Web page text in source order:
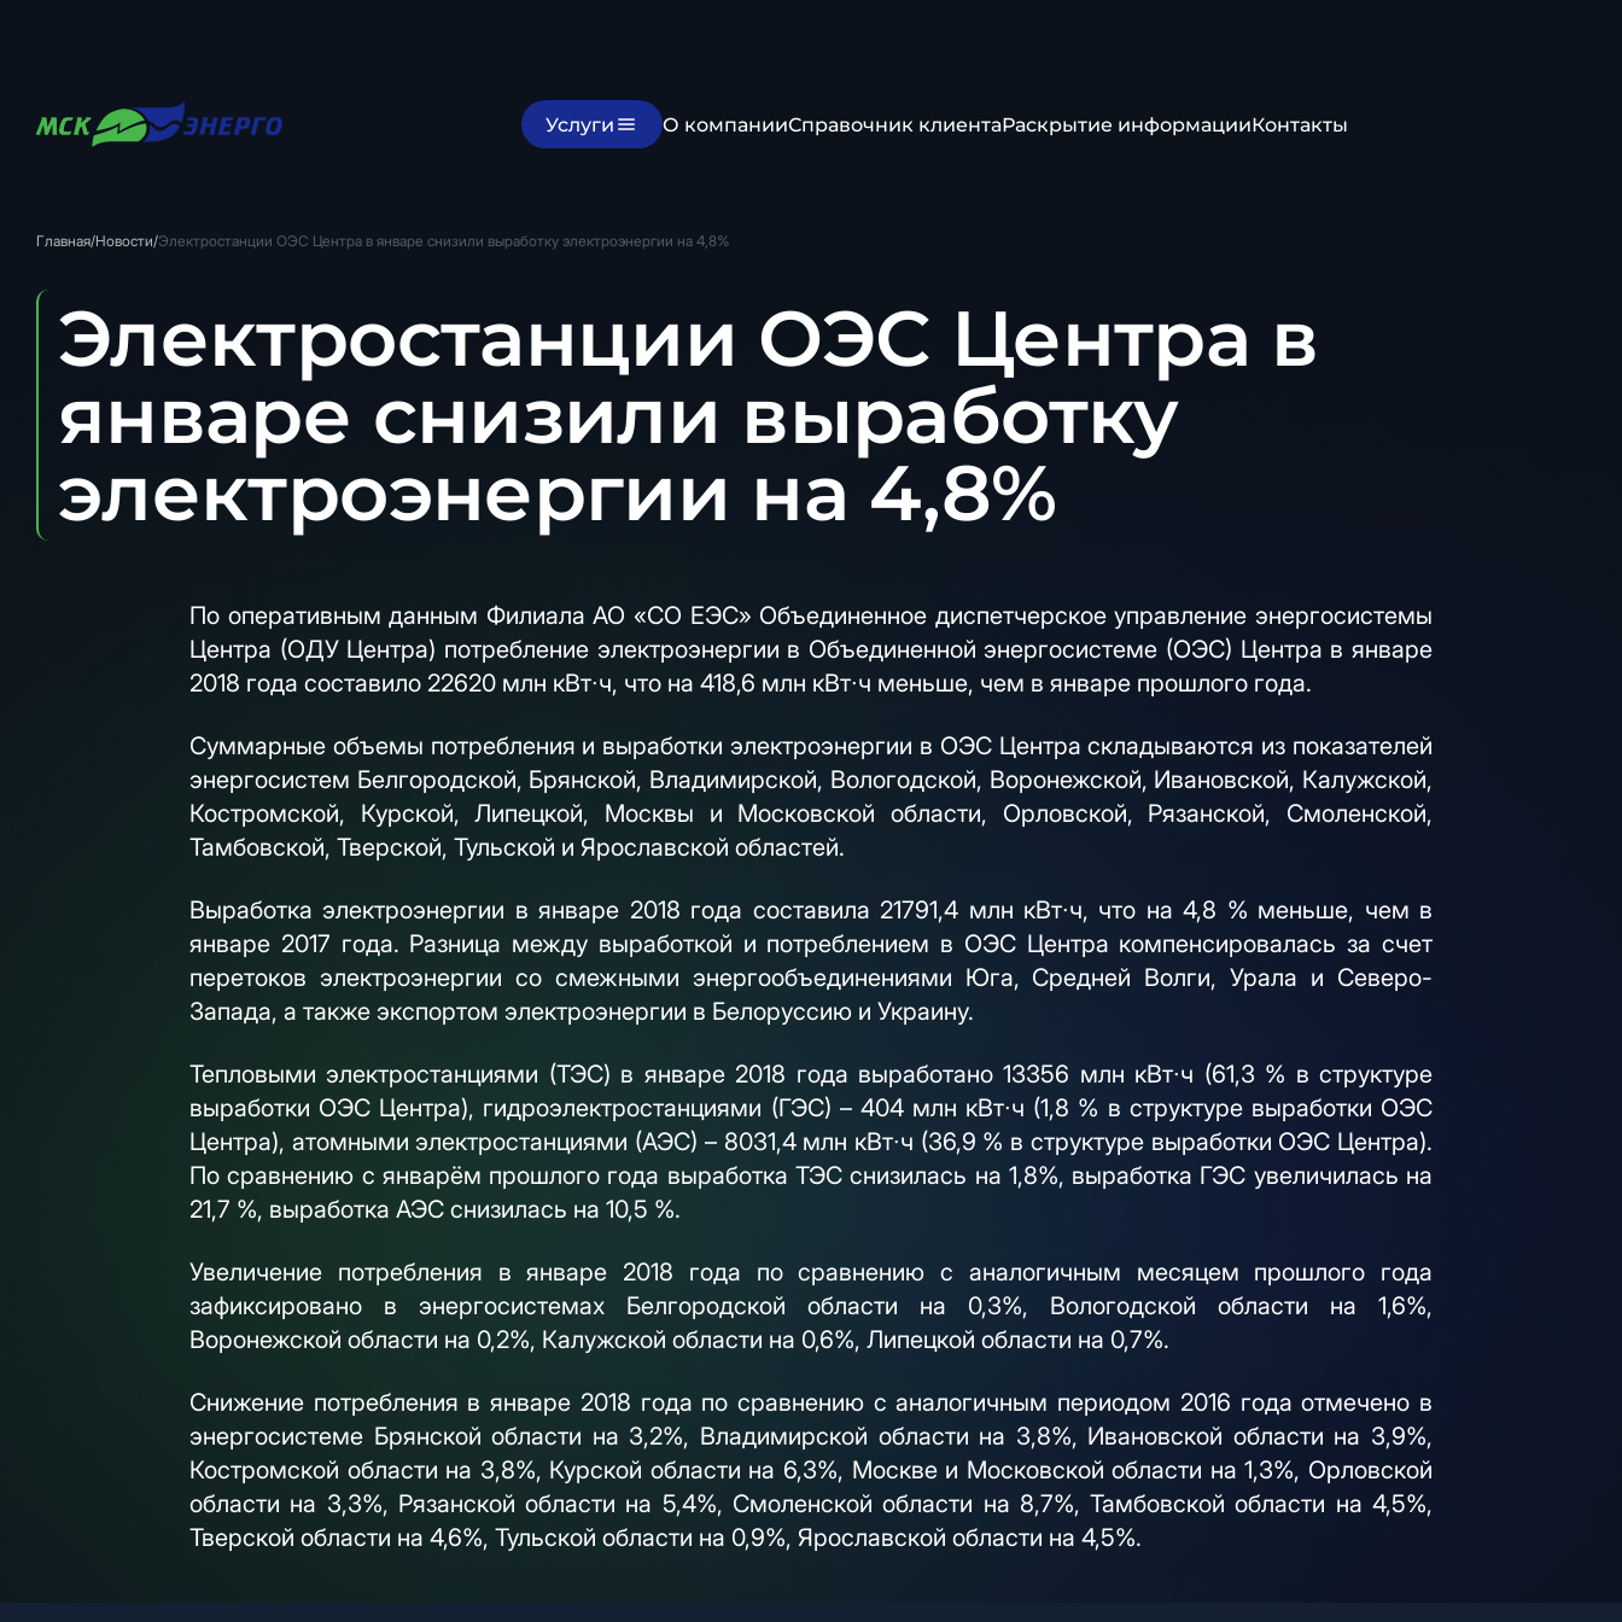
Услуги О компанииСправочник клиентаРаскрытие информацииКонтакты
Главная/Новости/Электростанции ОЭС Центра в январе снизили выработку электроэнергии на 4,8%
Электростанции ОЭС Центра в
январе снизили выработку
электроэнергии на 4,8%
По оперативным данным Филиала АО «СО ЕЭС» Объединенное диспетчерское управление энергосистемы
Центра (ОДУ Центра) потребление электроэнергии в Объединенной энергосистеме (ОЭС) Центра в январе
2018 года составило 22620 млн кВт∙ч, что на 418,6 млн кВт∙ч меньше, чем в январе прошлого года.
Суммарные объемы потребления и выработки электроэнергии в ОЭС Центра складываются из показателей
энергосистем Белгородской, Брянской, Владимирской, Вологодской, Воронежской, Ивановской, Калужской,
Костромской, Курской, Липецкой, Москвы и Московской области, Орловской, Рязанской, Смоленской,
Тамбовской, Тверской, Тульской и Ярославской областей.
Выработка электроэнергии в январе 2018 года составила 21791,4 млн кВт∙ч, что на 4,8 % меньше, чем в
январе 2017 года. Разница между выработкой и потреблением в ОЭС Центра компенсировалась за счет
перетоков электроэнергии со смежными энергообъединениями Юга, Средней Волги, Урала и Северо-
Запада, а также экспортом электроэнергии в Белоруссию и Украину.
Тепловыми электростанциями (ТЭС) в январе 2018 года выработано 13356 млн кВт∙ч (61,3 % в структуре
выработки ОЭС Центра), гидроэлектростанциями (ГЭС) – 404 млн кВт∙ч (1,8 % в структуре выработки ОЭС
Центра), атомными электростанциями (АЭС) – 8031,4 млн кВт∙ч (36,9 % в структуре выработки ОЭС Центра).
По сравнению с январём прошлого года выработка ТЭС снизилась на 1,8%, выработка ГЭС увеличилась на
21,7 %, выработка АЭС снизилась на 10,5 %.
Увеличение потребления в январе 2018 года по сравнению с аналогичным месяцем прошлого года
зафиксировано в энергосистемах Белгородской области на 0,3%, Вологодской области на 1,6%,
Воронежской области на 0,2%, Калужской области на 0,6%, Липецкой области на 0,7%.
Снижение потребления в январе 2018 года по сравнению с аналогичным периодом 2016 года отмечено в
энергосистеме Брянской области на 3,2%, Владимирской области на 3,8%, Ивановской области на 3,9%,
Костромской области на 3,8%, Курской области на 6,3%, Москве и Московской области на 1,3%, Орловской
области на 3,3%, Рязанской области на 5,4%, Смоленской области на 8,7%, Тамбовской области на 4,5%,
Тверской области на 4,6%, Тульской области на 0,9%, Ярославской области на 4,5%.